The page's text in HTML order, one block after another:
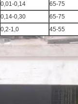
0,01-0,14 65-75
0,14-0,30 65-75
0,2-1,0 45-55